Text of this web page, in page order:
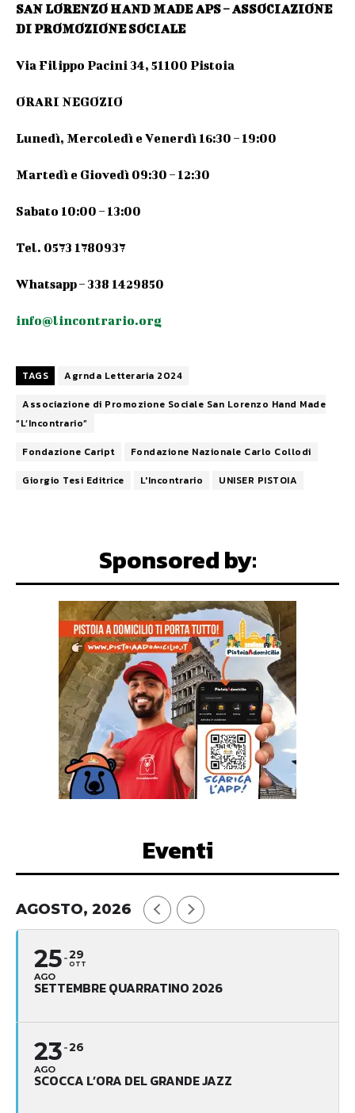
SAN LORENZO HAND MADE APS – ASSOCIAZIONE
DI PROMOZIONE SOCIALE
Via Filippo Pacini 34, 51100 Pistoia
ORARI NEGOZIO
Lunedì, Mercoledì e Venerdì 16:30 – 19:00
Martedì e Giovedì 09:30 – 12:30
Sabato 10:00 – 13:00
Tel. 0573 1780937
Whatsapp – 338 1429850
info@lincontrario.org
TAGS
Agrnda Letteraria 2024
Associazione di Promozione Sociale San Lorenzo Hand Made
“L’Incontrario”
Fondazione Caript
Fondazione Nazionale Carlo Collodi
Giorgio Tesi Editrice
L'Incontrario UNISER PISTOIA
Sponsored by:
Eventi
AGOSTO, 2026
25
AGO
29
OTT
SETTEMBRE QUARRATINO 2026
23
AGO
26
SCOCCA L’ORA DEL GRANDE JAZZ